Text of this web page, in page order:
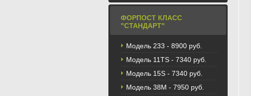
ФОРПОСТ КЛАСС
"СТАНДАРТ"
Модель 233 - 8900 руб.
Модель 11TS - 7340 руб.
Модель 15S - 7340 руб.
Модель 38M - 7950 руб.